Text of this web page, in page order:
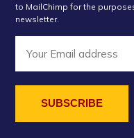
to MailChimp for the
newsletter.